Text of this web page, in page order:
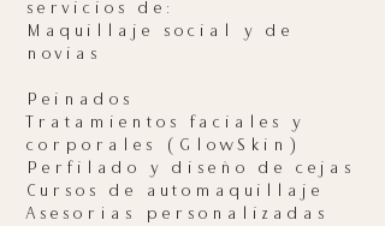
servicios de:
Maquillaje social y de
novias
Peinados
Tratamientos faciales y
corporales (GlowSkin)
Perfilado y diseño de cejas
Cursos de automaquillaje
Asesorías personalizadas